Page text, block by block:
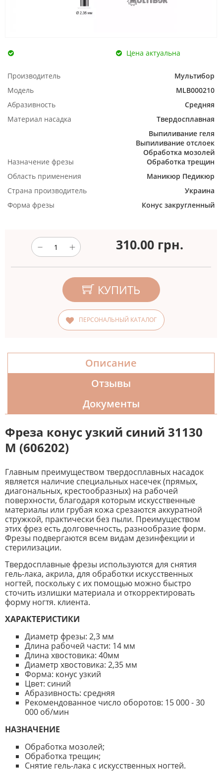
Цена актуальна
Производитель
Мультибор
Модель
MLB000210
Абразивность
Средняя
Материал насадка
Твердосплавная
Назначение фрезы
Выпиливание геля
Выпиливание отслоек
Обработка мозолей
Обработка трещин
Область применения
Маникюр Педикюр
Страна производитель
Украина
Форма фрезы
Конус закругленный
310.00 грн.
КУПИТЬ
ПЕРСОНАЛЬНЫЙ КАТАЛОГ
Описание
Отзывы
Документы
Фреза конус узкий синий 31130
М (606202)
Главным преимуществом твердосплавных насадок
является наличие специальных насечек (прямых,
диагональных, крестообразных) на рабочей
поверхности, благодаря которым искусственные
материалы или грубая кожа срезаются аккуратной
стружкой, практически без пыли. Преимуществом
этих фрез есть долговечность, разнообразие форм.
Фрезы подвергаются всем видам дезинфекции и
стерилизации.
Твердосплавные фрезы используются для снятия
гель-лака, акрила, для обработки искусственных
ногтей, поскольку с их помощью можно быстро
сточить излишки материала и откорректировать
форму ногтя. клиента.
ХАРАКТЕРИСТИКИ
Диаметр фрезы: 2,3 мм
Длина рабочей части: 14 мм
Длина хвостовика: 40мм
Диаметр хвостовика: 2,35 мм
Форма: конус узкий
Цвет: синий
Абразивность: средняя
Рекомендованное число оборотов: 15 000 - 30
000 об/мин
НАЗНАЧЕНИЕ
Обработка мозолей;
Обработка трещин;
Снятие гель-лака с искусственных ногтей.